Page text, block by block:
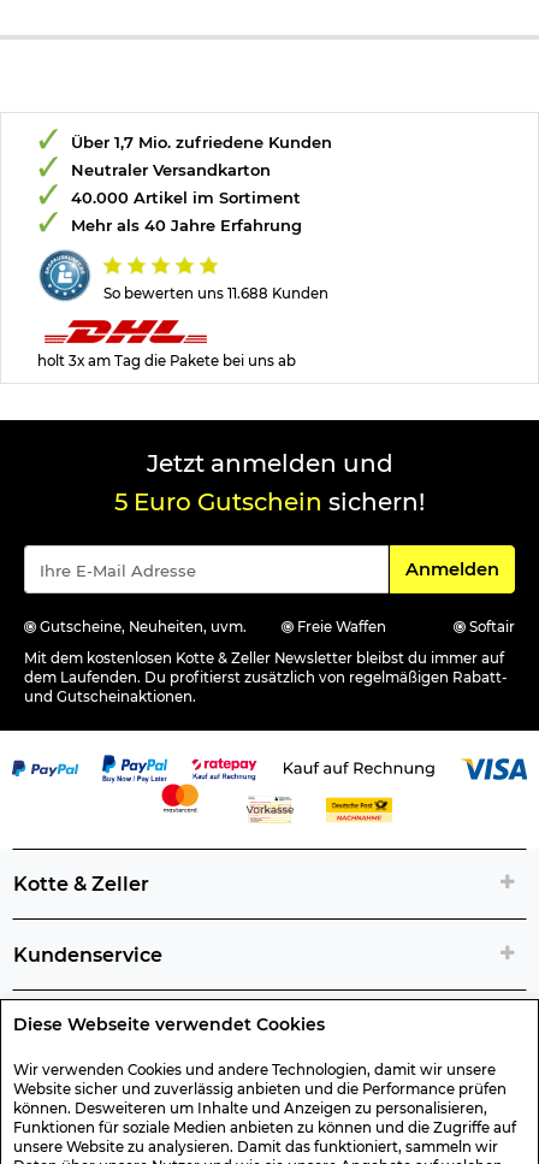
Diese Webseite verwendet Cookies
Wir verwenden Cookies und andere Technologien, damit wir unsere
Website sicher und zuverlässig anbieten und die Performance prüfen
können. Desweiteren um Inhalte und Anzeigen zu personalisieren,
Funktionen für soziale Medien anbieten zu können und die Zugriffe auf
unsere Website zu analysieren. Damit das funktioniert, sammeln wir
So bewerten uns 11.688 Kunden
Über 1,7 Mio. zufriedene Kunden
Neutraler Versandkarton
40.000 Artikel im Sortiment
Mehr als 40 Jahre Erfahrung
holt 3x am Tag die Pakete bei uns ab
Jetzt anmelden und
5 Euro Gutschein sichern!
Für den
Anmelden
Gutscheine, Neuheiten, uvm. Freie Waffen
Softair
Mit dem kostenlosen Kotte & Zeller Newsletter bleibst du immer auf
dem Laufenden. Du profitierst zusätzlich von regelmäßigen Rabatt-
und Gutscheinaktionen.
Kotte & Zeller
Kundenservice
Rechtliche Artikelinfos
Geschenk-Gutscheine